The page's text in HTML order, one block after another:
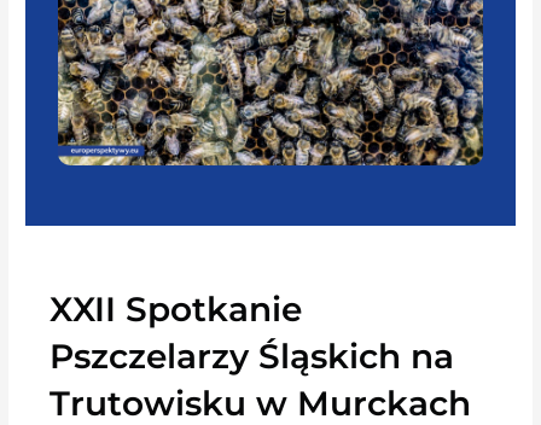
XXII Spotkanie
Pszczelarzy Śląskich na
Trutowisku w Murckach